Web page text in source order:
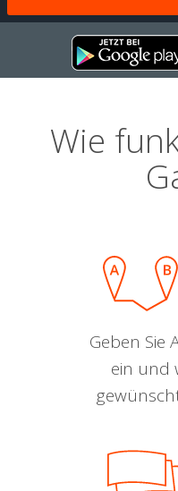
Wie
Geben Sie
ein und